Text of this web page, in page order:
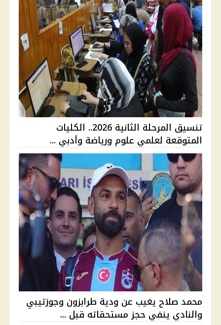
تنسيق المرحلة الثانية 2026.. الكليات
المتوقعة لعلمي علوم ورياضة وأدبي ...
محمد صلاح يغيب عن ودية طرابزون وجوزتيبي
والنادي ينفي حجز مستحقاته قبل ...